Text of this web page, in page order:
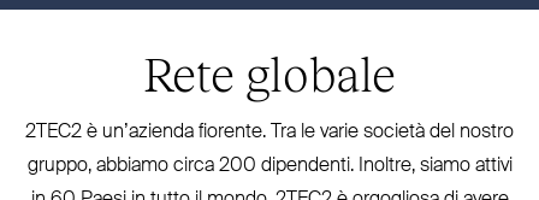
Rete globale
2TEC2 è un’azienda fiorente. Tra le varie società del nostro
gruppo, abbiamo circa 200 dipendenti. Inoltre, siamo attivi